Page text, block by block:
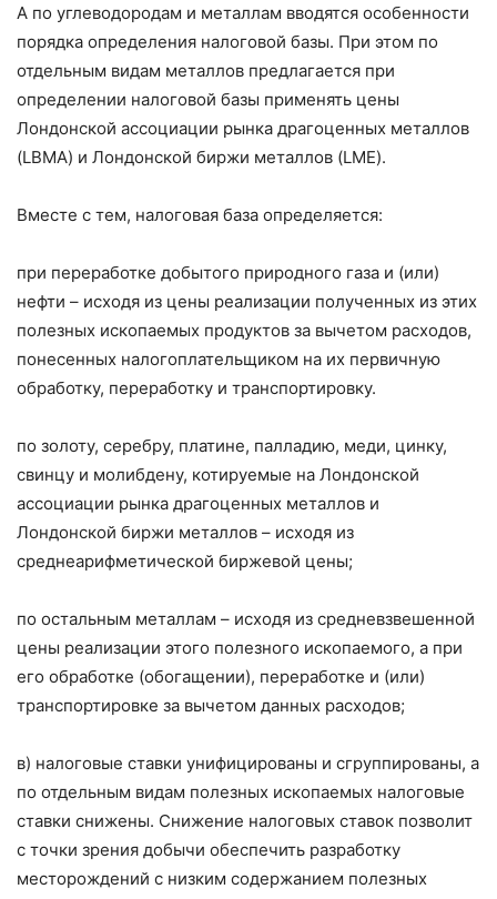
А по углеводородам и металлам вводятся особенности
порядка определения налоговой базы. При этом по
отдельным видам металлов предлагается при
определении налоговой базы применять цены
Лондонской ассоциации рынка драгоценных металлов
(LBMA) и Лондонской биржи металлов (LME).
Вместе с тем, налоговая база определяется:
при переработке добытого природного газа и (или)
нефти – исходя из цены реализации полученных из этих
полезных ископаемых продуктов за вычетом расходов,
понесенных налогоплательщиком на их первичную
обработку, переработку и транспортировку.
по золоту, серебру, платине, палладию, меди, цинку,
свинцу и молибдену, котируемые на Лондонской
ассоциации рынка драгоценных металлов и
Лондонской биржи металлов – исходя из
среднеарифметической биржевой цены;
по остальным металлам – исходя из средневзвешенной
цены реализации этого полезного ископаемого, а при
его обработке (обогащении), переработке и (или)
транспортировке за вычетом данных расходов;
в) налоговые ставки унифицированы и сгруппированы, а
по отдельным видам полезных ископаемых налоговые
ставки снижены. Снижение налоговых ставок позволит
с точки зрения добычи обеспечить разработку
месторождений с низким содержанием полезных